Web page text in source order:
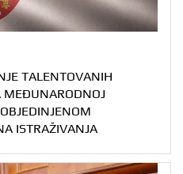
TALENTOVANIH
MEĐUNARODNOJ
ISTRAŽIVANJA